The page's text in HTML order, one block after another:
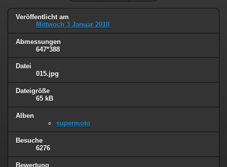
Veröffentlicht am
Mittwoch 3 Januar 2018
Abmessungen
647*388
Datei
015.jpg
Dateigröße
65 kB
Alben
supermoto
Besuche
6276
Bewertung